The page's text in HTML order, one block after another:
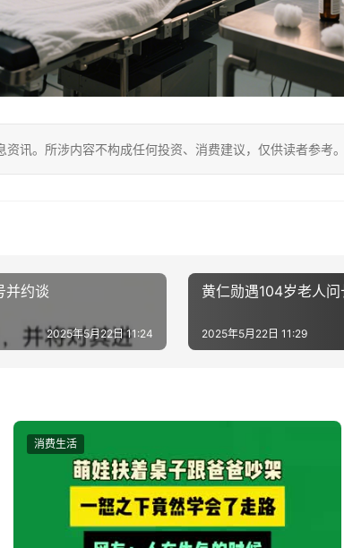
讯。所涉内容不构成任何投资、消费建议，仅供读者参考
并约谈
2025年5月22日 11:24
黄仁勋遇104岁老人
2025年5月22日 11:29
消费生活